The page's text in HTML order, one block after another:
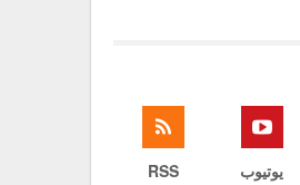
يوتيوب RSS